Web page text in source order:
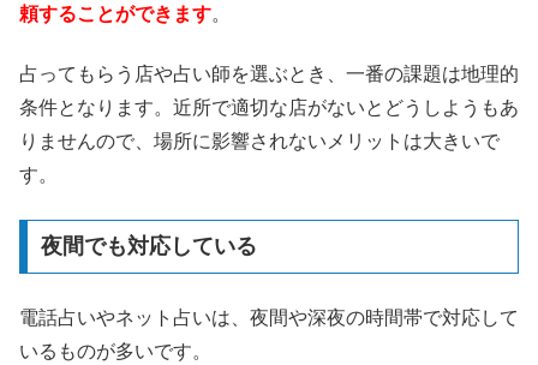
頼することができます。
占ってもらう店や占い師を選ぶとき、一番の課題は地理的
条件となります。近所で適切な店がないとどうしようもあ
りませんので、場所に影響されないメリットは大きいで
す。
夜間でも対応している
電話占いやネット占いは、夜間や深夜の時間帯で対応して
いるものが多いです。